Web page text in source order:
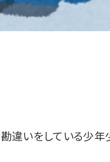
違いをしている少年